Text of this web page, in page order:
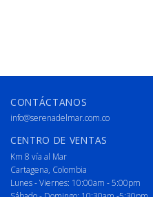
CONTÁCTANOS
info@serenadelmar.com.co
CENTRO DE VENTAS
Km 8 vía al Mar
Cartagena, Colombia
Lunes - Viernes: 10:00am - 5:00pm